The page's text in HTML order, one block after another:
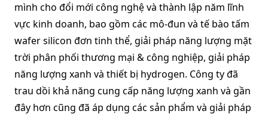
mình cho đổi mới công nghệ và thành lập năm lĩnh
vực kinh doanh, bao gồm các mô-đun và tế bào tấm
wafer silicon đơn tinh thể, giải pháp năng lượng mặt
trời phân phối thương mại & công nghiệp, giải pháp
năng lượng xanh và thiết bị hydrogen. Công ty đã
trau dồi khả năng cung cấp năng lượng xanh và gần
đây hơn cũng đã áp dụng các sản phẩm và giải pháp